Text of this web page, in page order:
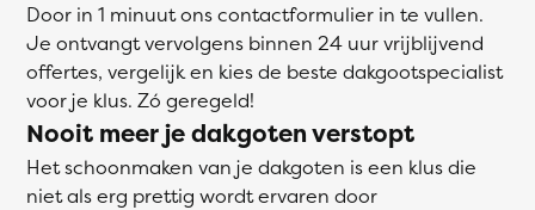
Door in 1 minuut ons contactformulier in te vullen.
Je ontvangt vervolgens binnen 24 uur vrijblijvend
offertes, vergelijk en kies de beste dakgootspecialist
voor je klus. Zó geregeld!
Nooit meer je dakgoten verstopt
Het schoonmaken van je dakgoten is een klus die
niet als erg prettig wordt ervaren door